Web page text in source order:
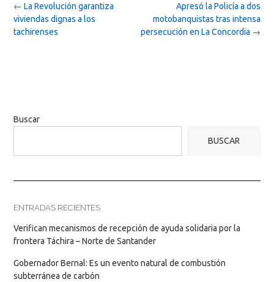
Post
navigation
Apresó la Policía a dos
motobanquistas tras intensa
persecución en La Concordia →
← La Revolución garantiza
viviendas dignas a los
tachirenses
Buscar
BUSCAR
ENTRADAS RECIENTES
Verifican mecanismos de recepción de ayuda solidaria por la
frontera Táchira – Norte de Santander
Gobernador Bernal: Es un evento natural de combustión
subterránea de carbón